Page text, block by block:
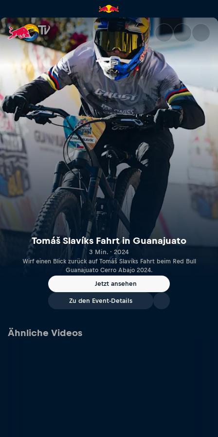
Tomáš Slavíks Fahrt in
Tomáš Slavíks Fahrt in Guanajuato
3 Min. · 2024
Wirf einen Blick zurück auf Tomáš Slavíks Fahrt beim Red Bull
Guanajuato Cerro Abajo 2024.
Jetzt ansehen
Zu den Event-Details
Ähnliche Videos